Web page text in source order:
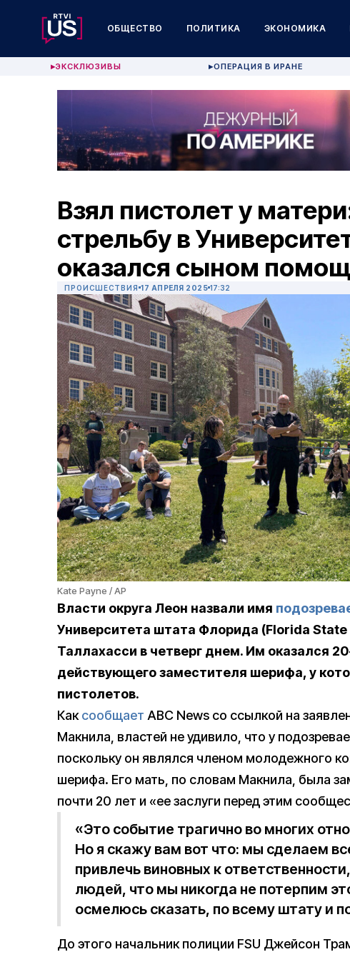
ОБЩЕСТВО ПОЛИТИКА ЭКОНОМИКА
▶ЭКСКЛЮЗИВЫ ▶ОПЕРАЦИЯ В ИРАНЕ
Взял пистолет у
стрельбу в
оказался сыном
ПРОИСШЕСТВИЯ 17 АПРЕЛЯ 2025 17:32
Kate Payne / AP
Власти округа Леон назвали имя
Университета штата Флорида (Florida State
Таллахасси в четверг днем. Им оказался
действующего заместителя шерифа, у
пистолетов.
Каксообщает ABC News со ссылкой на
Макнила, властей не удивило, что у
поскольку он являлся членом молодежного
шерифа. Его мать, по словам Макнила, была
почти 20 лет и «ее заслуги перед этим
«Это событие трагично во многих
Но я скажу вам вот что: мы сделаем
привлечь виновных к
людей, что мы никогда не потерпим
осмелюсь сказать, по всему штату и
До этого начальник полиции FSU Джейсон